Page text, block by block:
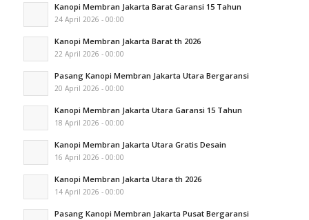
Kanopi Membran Jakarta Barat Garansi 15 Tahun
24 April 2026 - 00:00
Kanopi Membran Jakarta Barat th 2026
22 April 2026 - 00:00
Pasang Kanopi Membran Jakarta Utara Bergaransi
20 April 2026 - 00:00
Kanopi Membran Jakarta Utara Garansi 15 Tahun
18 April 2026 - 00:00
Kanopi Membran Jakarta Utara Gratis Desain
16 April 2026 - 00:00
Kanopi Membran Jakarta Utara th 2026
14 April 2026 - 00:00
Pasang Kanopi Membran Jakarta Pusat Bergaransi